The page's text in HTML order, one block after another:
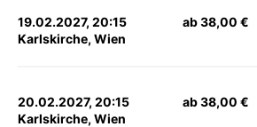
19.02.2027, 20:15
Karlskirche, Wien
ab 38,00 €
20.02.2027, 20:15
Karlskirche, Wien
ab 38,00 €